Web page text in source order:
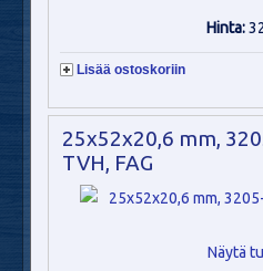
Hinta:
Lisää ostoskoriin
25x52x20,6 mm,
TVH, FAG
Näytä